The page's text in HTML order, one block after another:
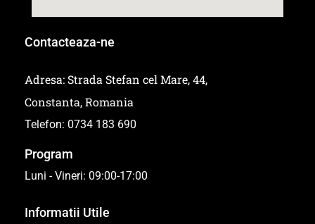
Contacteaza-ne
Adresa: Strada Stefan cel Mare, 44,
Constanta, Romania
Telefon: 0734 183 690
Program
Luni - Vineri: 09:00-17:00
Informatii Utile